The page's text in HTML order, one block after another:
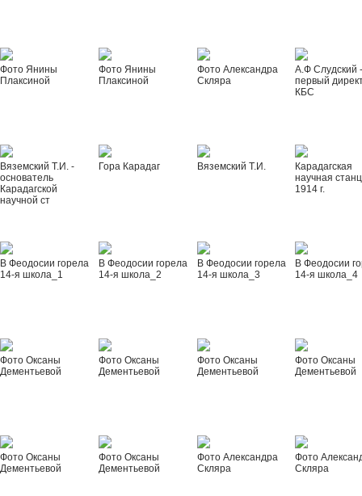
Фото Янины
Плаксиной
Фото Янины
Плаксиной
Фото Александра
Скляра
А.Ф Слудский
первый
КБС
Вяземский Т.И. -
основатель
Карадагской
научной ст
Гора Карадаг Вяземский Т.И.
Карадагская
научная
1914 г.
В Феодосии горела
14-я школа_1
В Феодосии горела
14-я школа_2
В Феодосии горела
14-я школа_3
В Феодосии
14-я школа_4
Фото Оксаны
Дементьевой
Фото Оксаны
Дементьевой
Фото Оксаны
Дементьевой
Фото Оксаны
Дементьевой
Фото Оксаны
Дементьевой
Фото Оксаны
Дементьевой
Фото Александра
Скляра
Фото
Скляра